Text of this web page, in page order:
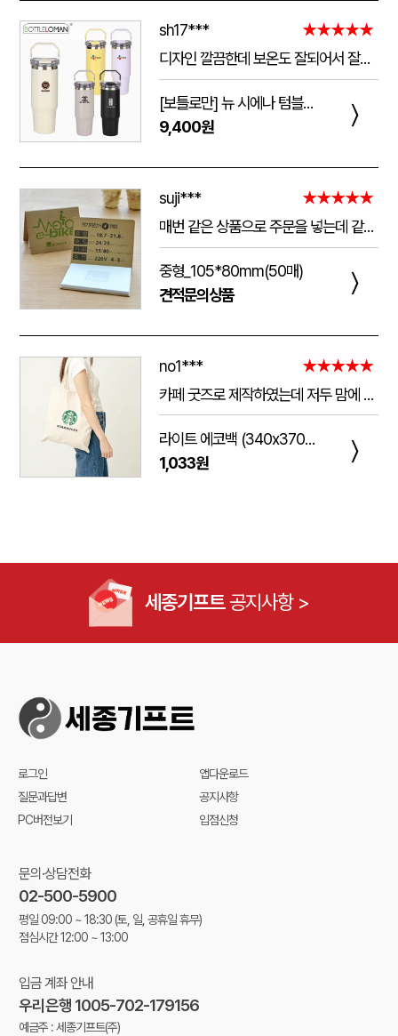
sh17***
★★★★★
디자인 깔끔한데 보온도 잘되어서 잘쓰고 있습니다 선물용으로 좋네요 하단에 실리콘 밀림방지 없는건 좀 아쉽네요
[보틀로만] 뉴 시에나 텀블러 900ml
9,400원
〉
suji***
★★★★★
매번 같은 상품으로 주문을 넣는데 같은 품질로 받을 수 있어서 좋습니다. 배송 기간도 적당히 잘오는거 같아요. 앞으로도 계속 이용할꺼 같습니다. 지금과 같은 품질로 유지해주세요!!
중형_105*80mm(50매)
견적문의상품
〉
no1***
★★★★★
카페 굿즈로 제작하였는데 저두 맘에 들고 손님들도 맘에 들어하세요. 저두 매일 들고 다니는데 탄탄해서 좋아요.가격도 맘에 들어서 벌써 3번째 주문했어요.진행 과정에 있어서도 상담 직원분들 세심하고 친절하세요.
라이트 에코백 (340x370mm)
1,033원
〉
세종기프트공지사항 >
로그인
앱다운로드
질문과답변
공지사항
PC버전보기
입점신청
문의·상담전화
02-500-5900
평일 09:00 ~ 18:30(토, 일, 공휴일 휴무)
점심시간 12:00 ~ 13:00
입금 계좌 안내
우리은행 1005-702-179156
예금주 : 세종기프트(주)